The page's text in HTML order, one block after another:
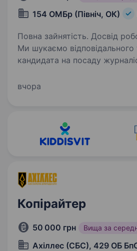
154 ОМБр (Північ, ОК)
Повна зайнятість. Досвід
Ми шукаємо
кандидата на посаду
154-ї окремої механізованої
вчора
Копірайтер
50 000 грн Вища за
Ахіллес (СБС), 429 ОБ